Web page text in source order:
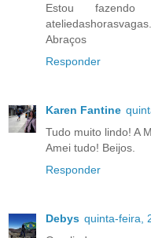
Estou
Abraços
Responder
Karen Fantine
Tudo muito lindo! A
Amei tudo! Beijos.
Responder
Debys quinta-feira,